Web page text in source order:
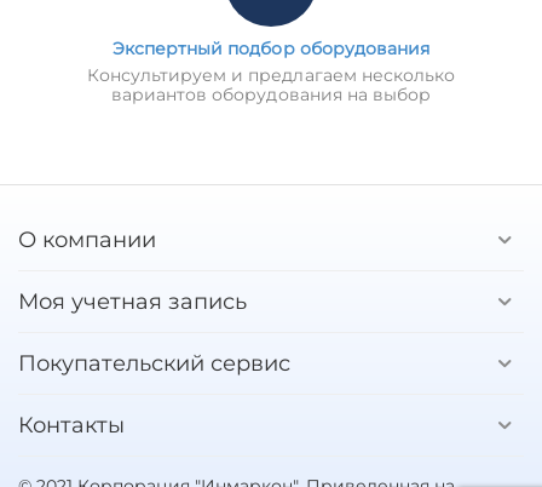
Экспертный подбор оборудования
Консультируем и предлагаем несколько
вариантов оборудования на выбор
О компании
Моя учетная запись
Покупательский сервис
Контакты